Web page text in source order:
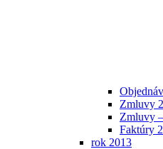
Zmluvy
Zmluvy
Faktúry
rok 2013